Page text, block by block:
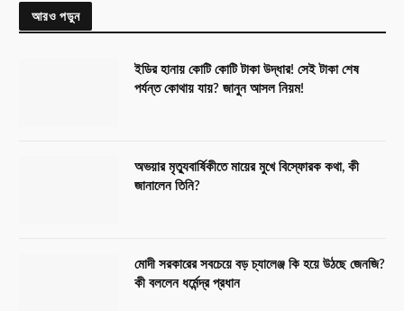
আরও পড়ুন
ইডির হানায় কোটি কোটি টাকা উদ্ধার! সেই টাকা শেষ
পর্যন্ত কোথায় যায়? জানুন আসল নিয়ম!
অভয়ার মৃত্যুবার্ষিকীতে মায়ের মুখে বিস্ফোরক কথা, কী
জানালেন তিনি?
মোদী সরকারের সবচেয়ে বড় চ্যালেঞ্জ কি হয়ে উঠছে জেনজি?
কী বললেন ধর্মেন্দ্র প্রধান